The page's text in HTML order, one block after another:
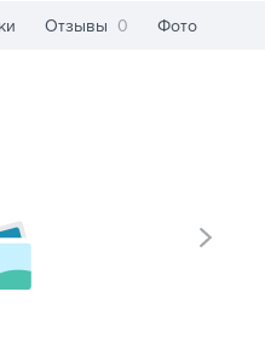
Отзывы 0 Фото
Bar Men 20 кг